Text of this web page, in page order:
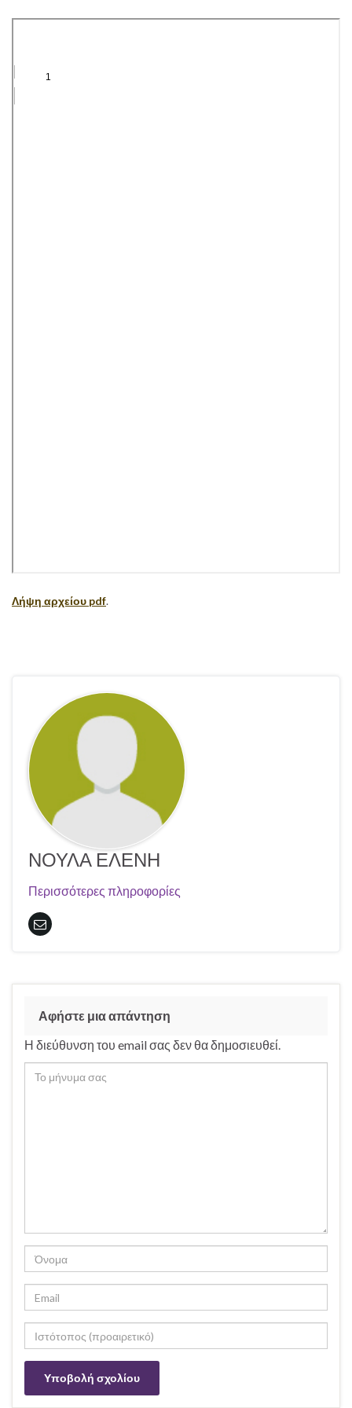
Λήψη αρχείου pdf.
ΝΟΥΛΑ ΕΛΕΝΗ
Περισσότερες πληροφορίες
Αφήστε μια απάντηση
Η διεύθυνση του email σας δεν θα δημοσιευθεί.